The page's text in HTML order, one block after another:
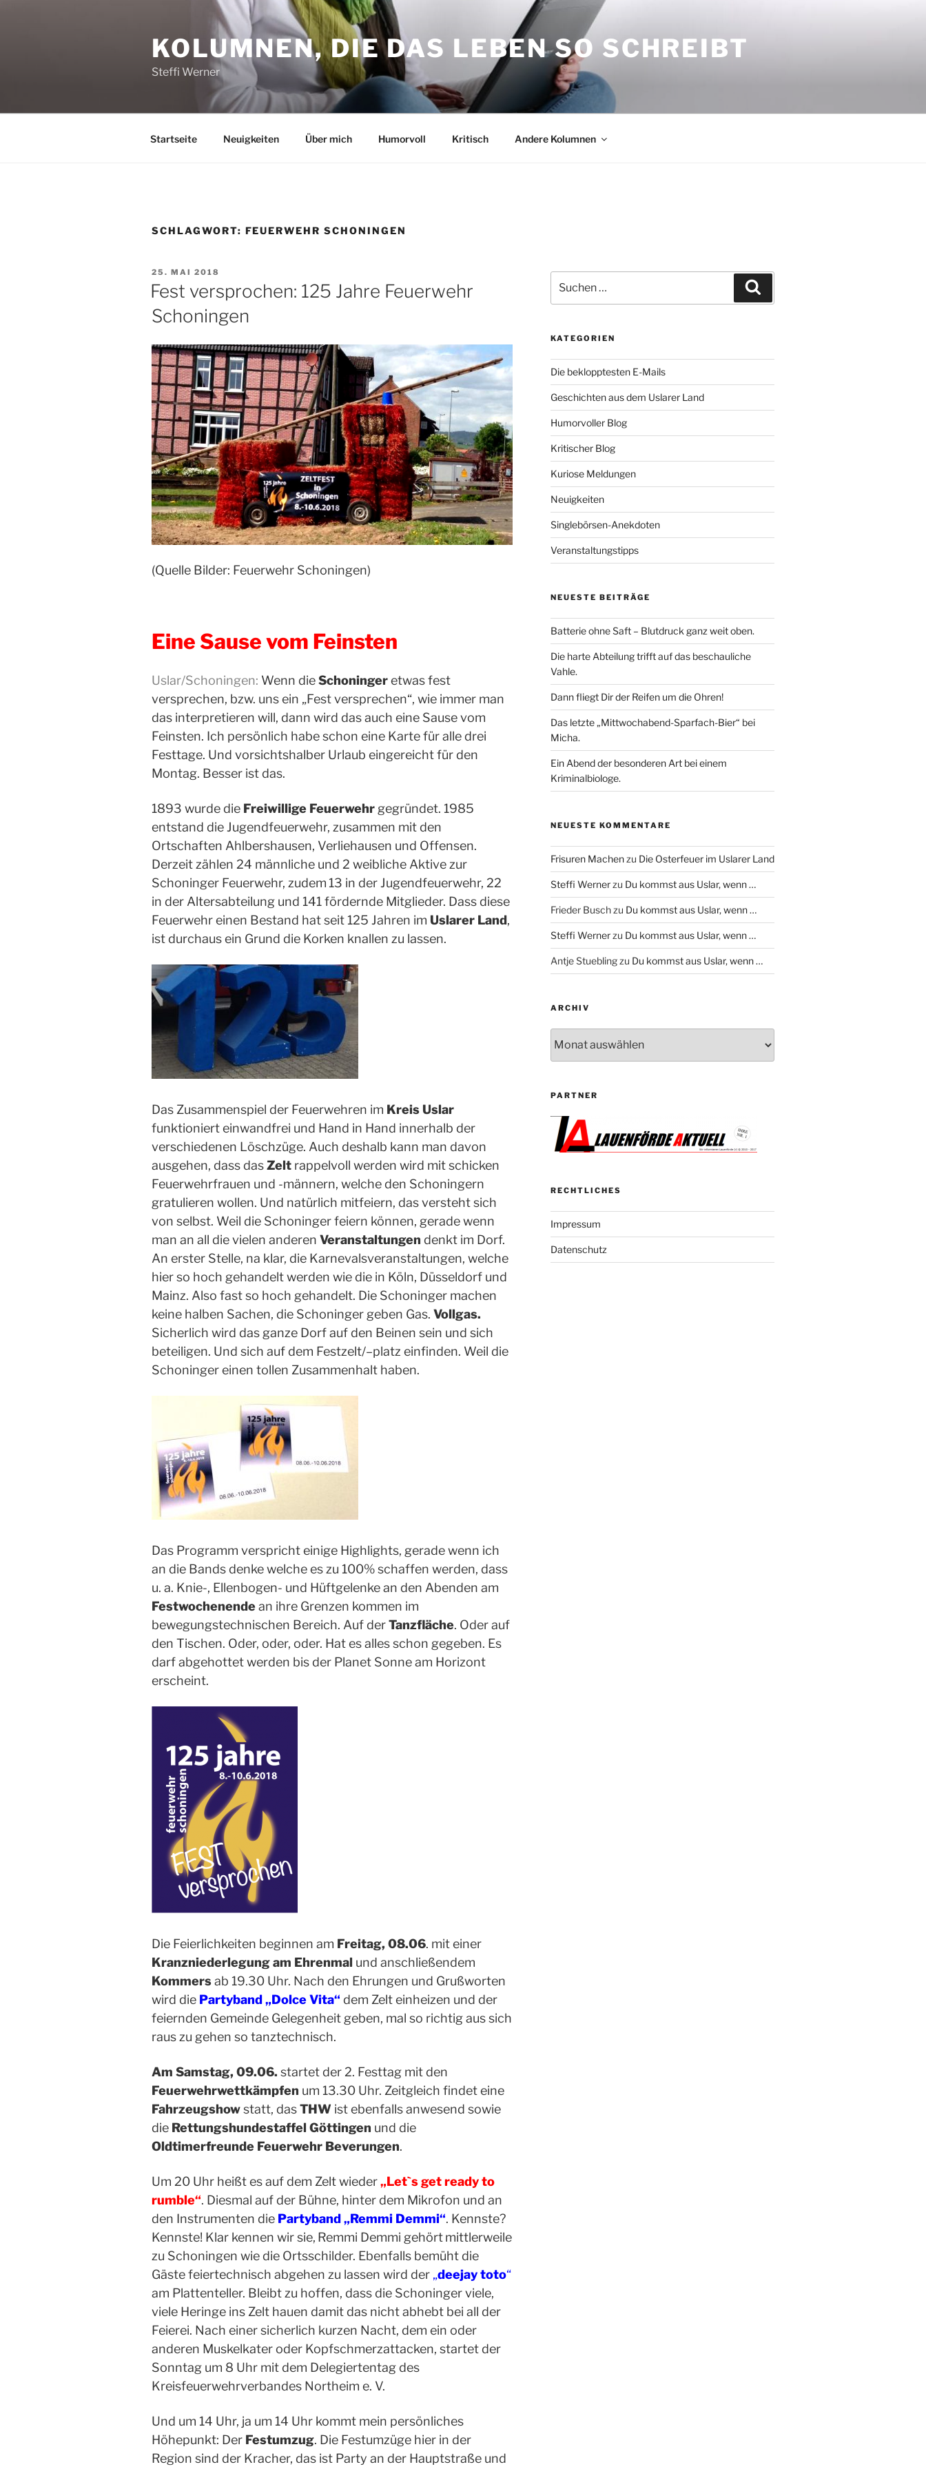
KOLUMNEN, DIE DAS LEBEN SO SCHREIBT
Steffi Werner
Startseite Neuigkeiten Über mich Humorvoll Kritisch Andere Kolumnen
SCHLAGWORT: FEUERWEHR SCHONINGEN
VERÖFFENTLICHT
AM
25. MAI 2018
Fest versprochen: 125 Jahre Feuerwehr
Schoningen
(Quelle Bilder: Feuerwehr Schoningen)
Eine Sause vom Feinsten
Uslar/Schoningen: Wenn dieSchoningeretwas fest
versprechen, bzw. uns ein „Fest versprechen“, wie immer man
das interpretieren will, dann wird das auch eine Sause vom
Feinsten. Ich persönlich habe schon eine Karte für alle drei
Festtage. Und vorsichtshalber Urlaub eingereicht für den
Montag. Besser ist das.
1893 wurde die Freiwillige Feuerwehrgegründet. 1985
entstand die Jugendfeuerwehr, zusammen mit den
Ortschaften Ahlbershausen, Verliehausen und Offensen.
Derzeit zählen 24 männliche und 2 weibliche Aktivezur
Schoninger Feuerwehr, zudem 13 in derJugendfeuerwehr, 22
in der Altersabteilung und 141fördernde Mitglieder. Dass diese
Feuerwehr einen Bestand hat seit 125 Jahren im Uslarer Land,
ist durchaus ein Grund die Korken knallen zu lassen.
Das Zusammenspiel der Feuerwehren im Kreis Uslar
funktioniert einwandfrei und Hand in Hand innerhalb der
verschiedenen Löschzüge. Auch deshalb kann man davon
ausgehen, dass dasZelt rappelvoll werden wird mit schicken
Feuerwehrfrauen und -männern, welche den Schoningern
gratulieren wollen. Und natürlich mitfeiern, das versteht sich
von selbst. Weil die Schoninger feiern können, gerade wenn
man an all die vielen anderen Veranstaltungen denkt im Dorf.
An erster Stelle, na klar, die Karnevalsveranstaltungen, welche
hier so hoch gehandelt werden wie die in Köln, Düsseldorf und
Mainz. Also fast so hoch gehandelt. Die Schoninger machen
keine halben Sachen, die Schoninger geben Gas. Vollgas.
Sicherlich wird das ganze Dorf auf den Beinen sein und sich
beteiligen. Und sich auf dem Festzelt/–platz einfinden. Weil die
Schoninger einen tollen Zusammenhalt haben.
Das Programm verspricht einige Highlights, gerade wenn ich
an die Bands denke welche es zu 100% schaffen werden, dass
u. a. Knie-, Ellenbogen- und Hüftgelenke an den Abenden am
Festwochenende an ihre Grenzen kommen im
bewegungstechnischen Bereich. Auf derTanzfläche. Oder auf
den Tischen. Oder, oder, oder. Hat es alles schon gegeben. Es
darfabgehottetwerden bisder Planet Sonne am Horizont
erscheint.
Die Feierlichkeiten beginnen am Freitag, 08.06. mit einer
Kranzniederlegung am Ehrenmal und anschließendem
Kommersab 19.30 Uhr. Nach den Ehrungen und Grußworten
wird die Partyband „Dolce Vita“ dem Zelt einheizen und der
feiernden Gemeinde Gelegenheit geben, mal so richtig aus sich
raus zu gehen so tanztechnisch.
Am Samstag, 09.06. startet der 2. Festtag mit den
Feuerwehrwettkämpfen um 13.30 Uhr. Zeitgleich findet eine
Fahrzeugshowstatt, dasTHW ist ebenfalls anwesend sowie
die Rettungshundestaffel Göttingen und die
Oldtimerfreunde Feuerwehr Beverungen.
Um 20 Uhr heißt es auf dem Zelt wieder„Let`s get ready to
rumble“. Diesmal auf der Bühne, hinter dem Mikrofon und an
den Instrumenten die Partyband „Remmi Demmi“. Kennste?
Kennste! Klar kennen wirsie, Remmi Demmi gehörtmittlerweile
zu Schoningen wie die Ortsschilder. Ebenfalls bemüht die
Gäste feiertechnisch abgehen zu lassen wird der „deejay toto“
am Plattenteller. Bleibt zu hoffen, dass die Schoninger viele,
viele Heringe ins Zelt hauen damit das nicht abhebt bei all der
Feierei. Nach einer sicherlich kurzen Nacht, dem ein oder
anderen Muskelkater oder Kopfschmerzattacken, startet der
Sonntag um 8 Uhr mit dem Delegiertentag des
Kreisfeuerwehrverbandes Northeim e. V.
Und um 14 Uhr, ja um 14 Uhr kommt mein persönliches
Höhepunkt: Der Festumzug. Die Festumzüge hier in der
Region sind der Kracher, das ist Party an der Hauptstraße und
nach:
KATEGORIEN
Die beklopptesten E-Mails
Geschichten aus dem Uslarer Land
Humorvoller Blog
Kritischer Blog
Kuriose Meldungen
Neuigkeiten
Singlebörsen-Anekdoten
Veranstaltungstipps
NEUESTE BEITRÄGE
Batterie ohne Saft – Blutdruck ganz weit oben.
Die harte Abteilung trifft auf das beschauliche
Vahle.
Dann fliegt Dir der Reifen um die Ohren!
Das letzte „Mittwochabend-Sparfach-Bier“ bei
Micha.
Ein Abend der besonderen Art bei einem
Kriminalbiologe.
NEUESTE KOMMENTARE
Frisuren Machenzu Die Osterfeuer im Uslarer Land
Steffi Wernerzu Du kommst aus Uslar, wenn …
Frieder Buschzu Du kommst aus Uslar, wenn …
Steffi Wernerzu Du kommst aus Uslar, wenn …
Antje Stueblingzu Du kommst aus Uslar, wenn …
ARCHIV
PARTNER
RECHTLICHES
Impressum
Datenschutz